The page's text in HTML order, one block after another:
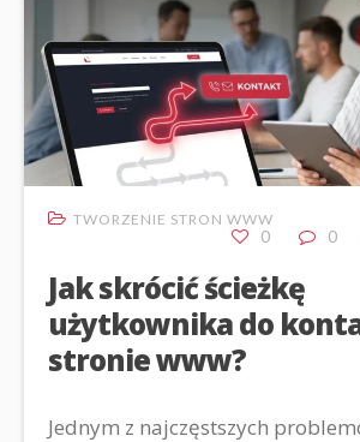
TWORZENIE STRON WWW
0 0
Jak skrócić ścieżkę
użytkownika do
stronie www?
Jednym z najczęstszych